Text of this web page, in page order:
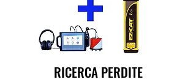
RICERCA PERDITE